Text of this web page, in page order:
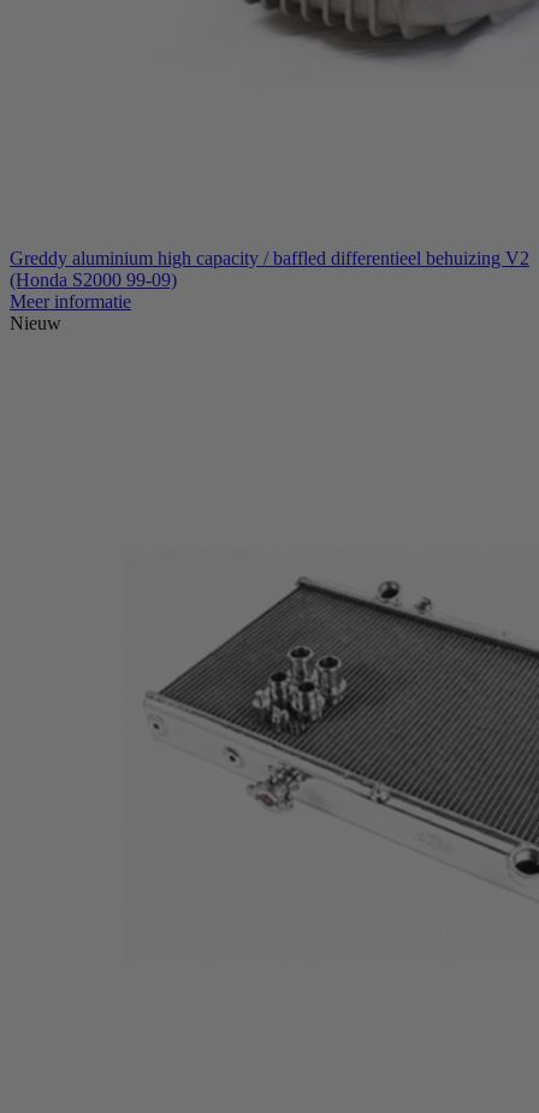
Greddy aluminium high capacity / baffled differentieel behuizing V2
(Honda S2000 99-09)
Meer informatie
Nieuw